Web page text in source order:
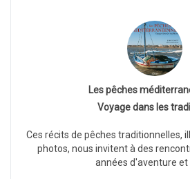
Les pêches
Voyage dans les
Ces récits de pêches traditionnelles,
photos, nous invitent à des
années d'aventure et